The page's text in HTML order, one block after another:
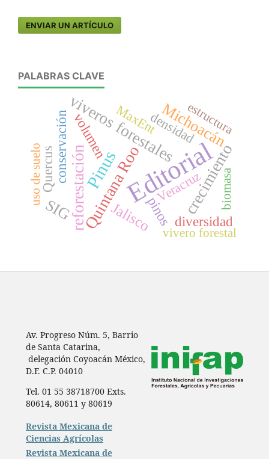
ENVIAR UN ARTÍCULO
PALABRAS CLAVE
Editorial
Pinus
reforestación
viveros forestales
crecimiento
Quintana Roo
Michoacán
SIG Jalisco
conservación
diversidad
volumen
pinos
Quercus
MaxEnt
Veracruz
densidadestructura
uso de suelo biomasa
vivero forestal
Av. Progreso Núm. 5, Barrio
de Santa Catarina,
delegación Coyoacán México,
D.F. C.P. 04010
Tel. 01 55 38718700 Exts.
80614, 80611 y 80619
Revista Mexicana de
Ciencias Agrícolas
Revista Mexicana de